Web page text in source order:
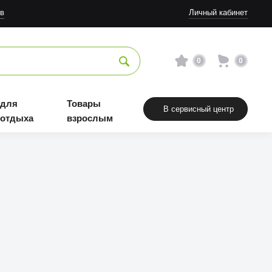
Личный кабинет
0 0
Товары
взрослым
В сервисный центр